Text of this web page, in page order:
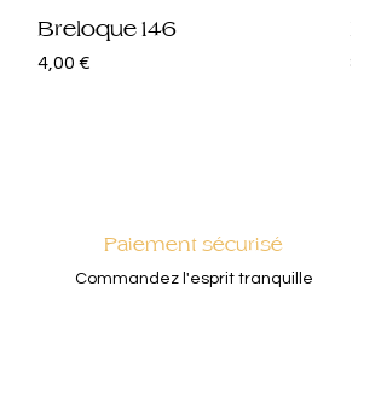
Breloque 146
Prix
4,00 € Prix
8,00
Paiement sécurisé
Commandez l'esprit tranquille